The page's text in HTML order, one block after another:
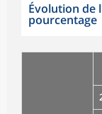
Évolution de
pourcentage